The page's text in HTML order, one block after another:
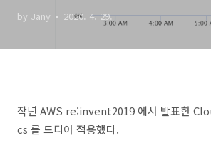
by Jany 2020. 4. 29.
작년 AWS re:invent2019 에서 발표한
cs 를 드디어 적용했다.